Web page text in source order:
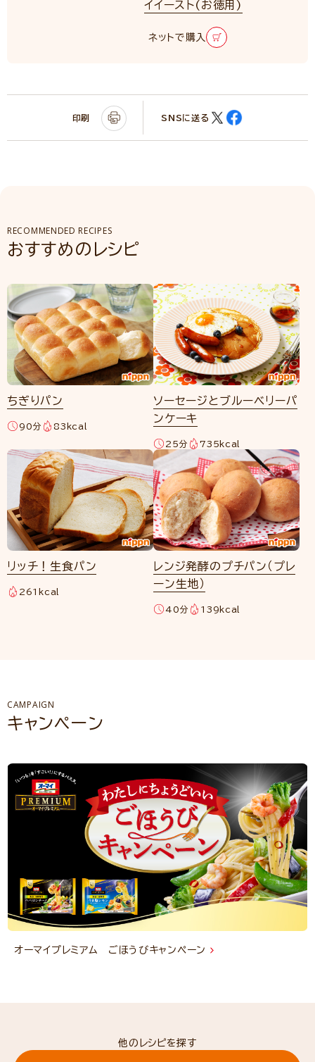
イイースト(お徳用)
ネットで購入
印刷 SNSに送る
RECOMMENDED RECIPES
おすすめのレシピ
ちぎりパン
90分 83kcal
ソーセージとブルーベリーパ
ンケーキ
25分 735kcal
リッチ！生食パン
261kcal
レンジ発酵のプチパン（プレ
ーン生地）
40分 139kcal
CAMPAIGN
キャンペーン
オーマイプレミアム ごほうびキャンペーン
他のレシピを探す